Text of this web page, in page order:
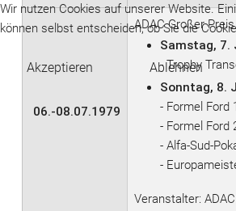
06.-08.07.1979
ADAC Großer
Samstag, 7.
- Trophy
Sonntag, 8.
- Formel Ford
- Formel Ford
- Alfa-Sud-
-
Veranstalter:
Wir nutzen Cookies auf unserer Website.
können selbst entscheiden, ob Sie die
Akzeptieren Ablehnen